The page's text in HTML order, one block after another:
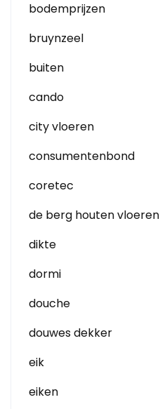
bodemprijzen
bruynzeel
buiten
cando
city vloeren
consumentenbond
coretec
de berg houten vloeren
dikte
dormi
douche
douwes dekker
eik
eiken